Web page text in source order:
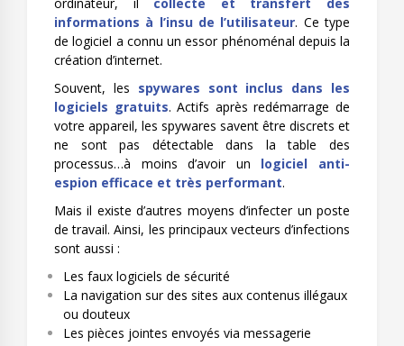
informations à l’insu de l’utilisateur. Ce type
de logiciel a connu un essor phénoménal depuis la
création d’internet.
Souvent, les spywares sont inclus dans les
logiciels gratuits. Actifs après redémarrage de
votre appareil, les spywares savent être discrets et
ne sont pas détectable dans la table des
processus…à moins d’avoir un logiciel anti-
espion efficace et très performant.
Mais il existe d’autres moyens d’infecter un poste
de travail. Ainsi, les principaux vecteurs d’infections
sont aussi :
Les faux logiciels de sécurité
La navigation sur des sites aux contenus illégaux
ou douteux
Les pièces jointes envoyés via messagerie